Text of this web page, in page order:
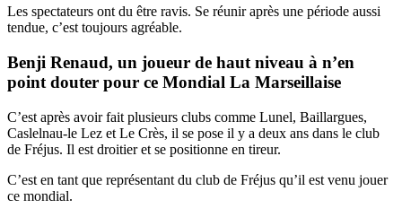
Les spectateurs ont du être ravis. Se réunir après une période aussi
tendue, c’est toujours agréable.
Benji Renaud, un joueur de haut niveau à n’en
point douter pour ce Mondial La Marseillaise
C’est après avoir fait plusieurs clubs comme Lunel, Baillargues,
Caslelnau-le Lez et Le Crès, il se pose il y a deux ans dans le club
de Fréjus. Il est droitier et se positionne en tireur.
C’est en tant que représentant du club de Fréjus qu’il est venu jouer
ce mondial.